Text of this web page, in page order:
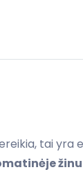
tai yra